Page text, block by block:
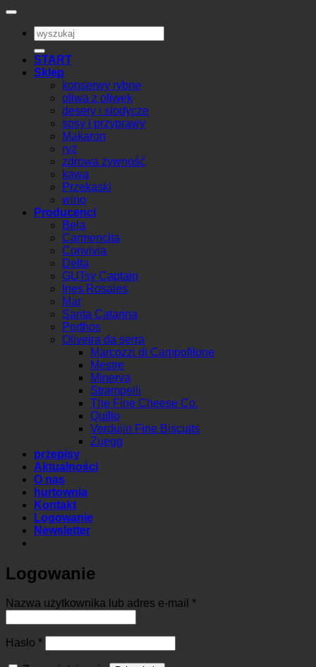
Szukaj:
START
Sklep
konserwy rybne
oliwa z oliwek
desery i słodycze
sosy i przyprawy
Makaron
ryż
zdrowa żywność
kawa
Przekaski
wino
Producenci
Bela
Carmencita
Convivia
Delta
GUTsy Captain
Ines Rosales
Mar
Santa Catarina
Porthos
Oliveira da serra
Marcozzi di Campofilone
Mestre
Minerva
Strampelli
The Fine Cheese Co.
Quillo
Verduijn Fine Biscuits
Zuegg
przepisy
Aktualności
O nas
hurtownia
Kontakt
Logowanie
Newsletter
Logowanie
Nazwa użytkownika lub adres e-mail *Wymagane
Hasło *Wymagane